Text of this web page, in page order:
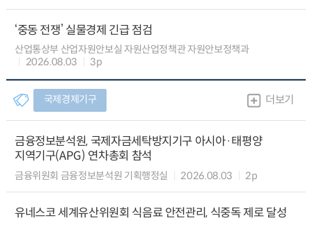
‘중동 전쟁’ 실물경제 긴급 점검
산업통상부 산업자원안보실 자원산업정책관 자원안보정책과
2026.08.03
3p
국제경제기구 더보기
금융정보분석원, 국제자금세탁방지기구 아시아·태평양
지역기구(APG) 연차총회 참석
금융위원회 금융정보분석원 기획행정실 2026.08.03 2p
유네스코 세계유산위원회 식음료 안전관리, 식중독 제로 달성